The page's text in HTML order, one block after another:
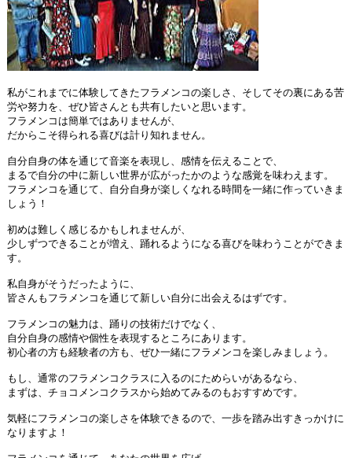
私がこれまでに体験してきたフラメンコの楽しさ、そしてその裏にある苦
労や努力を、ぜひ皆さんとも共有したいと思います。
フラメンコは簡単ではありませんが、
だからこそ得られる喜びは計り知れません。
自分自身の体を通じて音楽を表現し、感情を伝えることで、
まるで自分の中に新しい世界が広がったかのような感覚を味わえます。
フラメンコを通じて、自分自身が楽しくなれる時間を一緒に作っていきま
しょう！
初めは難しく感じるかもしれませんが、
少しずつできることが増え、踊れるようになる喜びを味わうことができま
す。
私自身がそうだったように、
皆さんもフラメンコを通じて新しい自分に出会えるはずです。
フラメンコの魅力は、踊りの技術だけでなく、
自分自身の感情や個性を表現するところにあります。
初心者の方も経験者の方も、ぜひ一緒にフラメンコを楽しみましょう。
もし、通常のフラメンコクラスに入るのにためらいがあるなら、
まずは、チョコメンコクラスから始めてみるのもおすすめです。
気軽にフラメンコの楽しさを体験できるので、一歩を踏み出すきっかけに
なりますよ！